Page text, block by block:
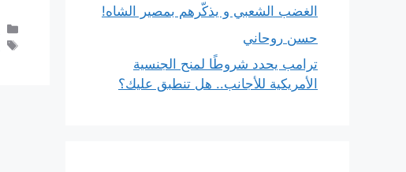
الغضب الشعبي و يذكّرهم بمصير الشاه!
حسن روحاني
ترامب يحدد شروطًا لمنح الجنسية
الأمريكية للأجانب.. هل تنطبق عليك؟